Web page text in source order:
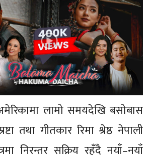
लामो समयदेखि बसोबास
तथा गीतकार रिमा श्रेष्ठ नेपाली
निरन्तर सक्रिय रहँदै नयाँ–नयाँ